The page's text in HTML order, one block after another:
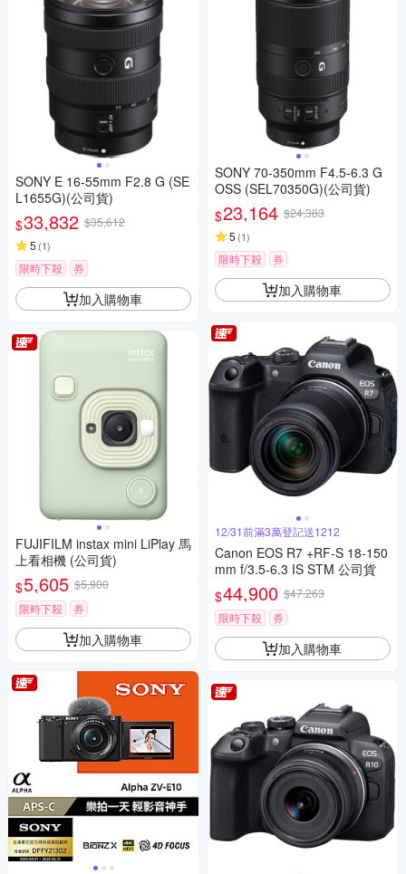
SONY E 16-55mm F2.8 G (SE
L1655G)(公司貨)
$33,832 $35,612
5 (1)
限時下殺 券
加入購物車
FUJIFILM instax mini LiPlay 馬
上看相機 (公司貨)
$5,605 $5,900
限時下殺
券
加入購物車
SONY 70-350mm F4.5-6.3 G
OSS (SEL70350G)(公司貨)
$23,164 $24,383
5 (1)
限時下殺 券
加入購物車
12/31前滿3萬登記送1212
Canon EOS R7 +RF-S 18-150
mm f/3.5-6.3 IS STM 公司貨
$44,900 $47,263
限時下殺
券
加入購物車